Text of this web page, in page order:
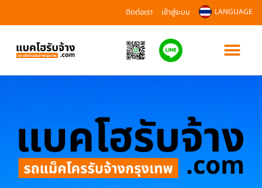
ติดต่อเรา เข้าสู่ระบบ LANGUAGE